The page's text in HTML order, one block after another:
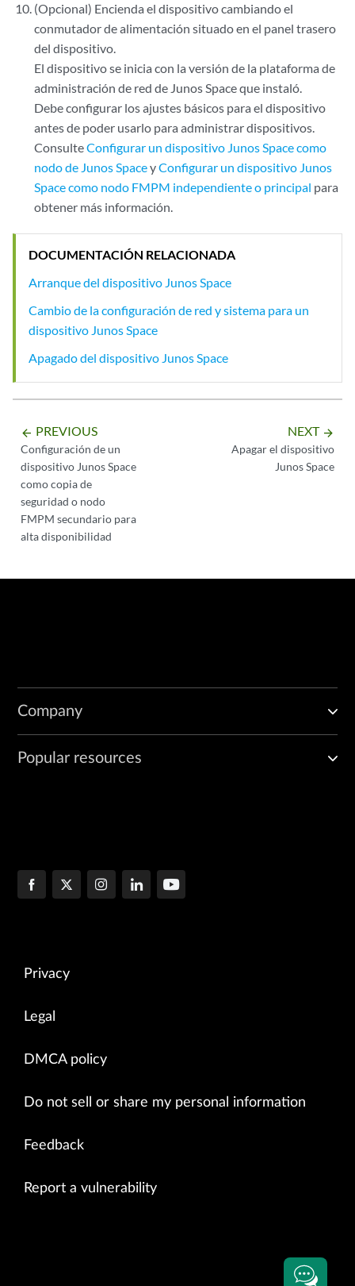
(Opcional) Encienda el dispositivo cambiando el
conmutador de alimentación situado en el panel trasero
del dispositivo.
El dispositivo se inicia con la versión de la plataforma de
administración de red de Junos Space que instaló.
Debe configurar los ajustes básicos para el dispositivo
antes de poder usarlo para administrar dispositivos.
ConsulteConfigurar un dispositivo Junos Space como
nodo de Junos SpaceyConfigurar un dispositivo Junos
Space como nodo FMPM independiente o principal para
obtener más información.
DOCUMENTACIÓN RELACIONADA
Arranque del dispositivo Junos Space
Cambio de la configuración de red y sistema para un
dispositivo Junos Space
Apagado del dispositivo Junos Space
arrow_backward PREVIOUS
Configuración de un
dispositivo Junos Space
como copia de
seguridad o nodo
FMPM secundario para
alta disponibilidad
NEXT arrow_forward
Apagar el dispositivo
Junos Space
Company
Popular resources
Privacy
Legal
DMCA policy
Do not sell or share my personal information
Feedback
Report a vulnerability